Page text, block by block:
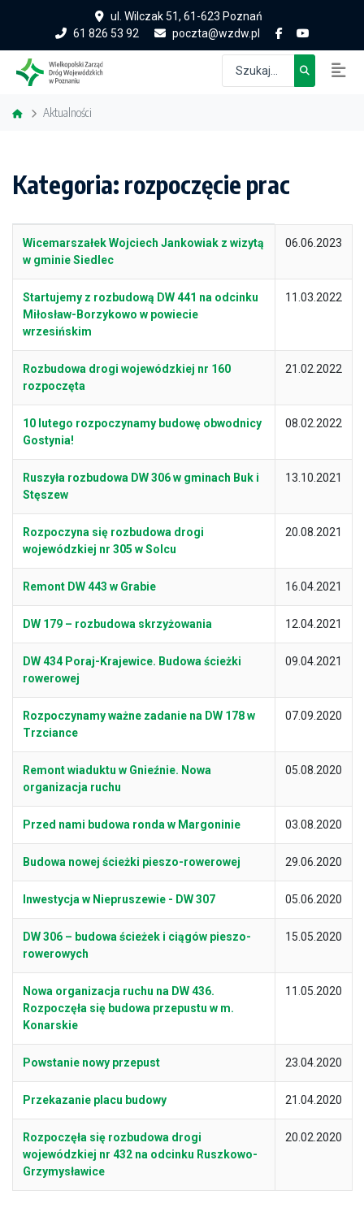
ul. Wilczak 51, 61-623 Poznań
61 826 53 92
poczta@wzdw.pl
Aktualności
Kategoria: rozpoczęcie prac
Tytuł Data publikacji
Wicemarszałek Wojciech Jankowiak z wizytą
w gminie Siedlec
06.06.2023
Startujemy z rozbudową DW 441 na odcinku
Miłosław-Borzykowo w powiecie
wrzesińskim
11.03.2022
Rozbudowa drogi wojewódzkiej nr 160
rozpoczęta
21.02.2022
10 lutego rozpoczynamy budowę obwodnicy
Gostynia!
08.02.2022
Ruszyła rozbudowa DW 306 w gminach Buk i
Stęszew
13.10.2021
Rozpoczyna się rozbudowa drogi
wojewódzkiej nr 305 w Solcu
20.08.2021
Remont DW 443 w Grabie 16.04.2021
DW 179 – rozbudowa skrzyżowania 12.04.2021
DW 434 Poraj-Krajewice. Budowa ścieżki
rowerowej
09.04.2021
Rozpoczynamy ważne zadanie na DW 178 w
Trzciance
07.09.2020
Remont wiaduktu w Gnieźnie. Nowa
organizacja ruchu
05.08.2020
Przed nami budowa ronda w Margoninie 03.08.2020
Budowa nowej ścieżki pieszo-rowerowej 29.06.2020
Inwestycja w Niepruszewie - DW 307 05.06.2020
DW 306 – budowa ścieżek i ciągów pieszo-
rowerowych
15.05.2020
Nowa organizacja ruchu na DW 436.
Rozpoczęła się budowa przepustu w m.
Konarskie
11.05.2020
Powstanie nowy przepust 23.04.2020
Przekazanie placu budowy 21.04.2020
Rozpoczęła się rozbudowa drogi
wojewódzkiej nr 432 na odcinku Ruszkowo-
Grzymysławice
20.02.2020